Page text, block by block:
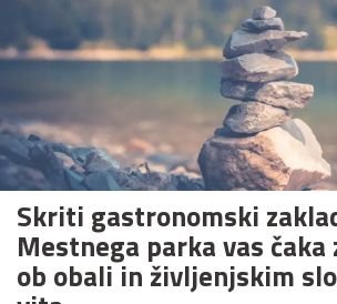
Skriti gastronomski
Mestnega parka vas čaka
ob obali in življenjskim